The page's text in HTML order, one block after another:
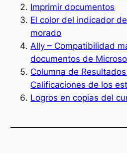
Imprimir documentos
El color del indicador
morado
Ally – Compatibilidad
documentos de
Columna de
Calificaciones de los
Logros en copias del